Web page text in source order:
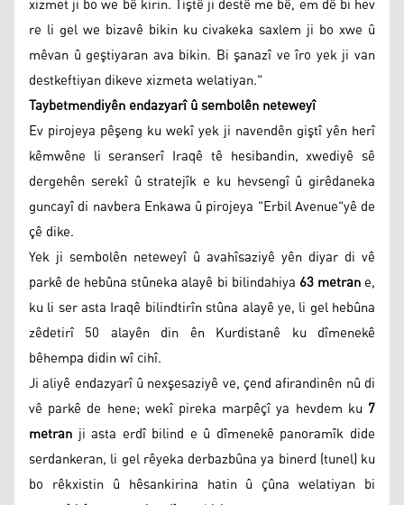
re li gel we bizavê bikin ku civakeka saxlem ji bo xwe û
mêvan û geştiyaran ava bikin. Bi şanazî ve îro yek ji van
destkeftiyan dikeve xizmeta welatiyan."
Taybetmendiyên endazyarî û sembolên neteweyî
Ev pirojeya pêşeng ku wekî yek ji navendên giştî yên herî
kêmwêne li seranserî Iraqê tê hesibandin, xwediyê sê
dergehên serekî û stratejîk e ku hevsengî û girêdaneka
guncayî di navbera Enkawa û pirojeya "Erbil Avenue"yê de
çê dike.
Yek ji sembolên neteweyî û avahîsaziyê yên diyar di vê
parkê de hebûna stûneka alayê bi bilindahiya 63 metrane,
ku li ser asta Iraqê bilindtirîn stûna alayê ye, li gel hebûna
zêdetirî 50 alayên din ên Kurdistanê ku dîmenekê
bêhempa didin wî cihî.
Ji aliyê endazyarî û nexşesaziyê ve, çend afirandinên nû di
vê parkê de hene; wekî pireka marpêçî ya hevdem ku 7
metranji asta erdî bilind e û dîmenekê panoramîk dide
serdankeran, li gel rêyeka derbazbûna ya binerd (tunel) ku
bo rêkxistin û hêsankirina hatin û çûna welatiyan bi